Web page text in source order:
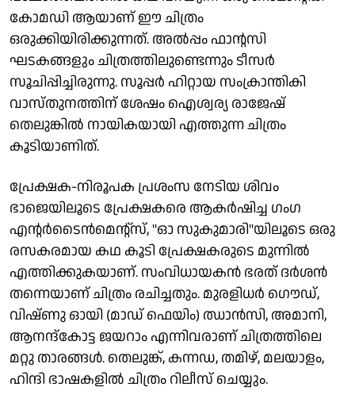
കോമഡി ആയാണ് ഈ ചിത്രം
ഒരുക്കിയിരിക്കുന്നത്. അൽപ്പം ഫാന്റസി
ഘടകങ്ങളും ചിത്രത്തിലുണ്ടെന്നും ടീസർ
സൂചിപ്പിച്ചിരുന്നു. സൂപ്പർ ഹിറ്റായ സംക്രാന്തികി
വാസ്തുനത്തിന് ശേഷം ഐശ്വര്യ രാജേഷ്
തെലുങ്കിൽ നായികയായി എത്തുന്ന ചിത്രം
കൂടിയാണിത്.
പ്രേക്ഷക-നിരൂപക പ്രശംസ നേടിയ ശിവം
ഭാജെയിലൂടെ പ്രേക്ഷകരെ ആകർഷിച്ച ഗംഗ
എന്റർടൈൻമെന്റ്‌സ്, "ഓ സുകുമാരി"യിലൂടെ ഒരു
രസകരമായ കഥ കൂടി പ്രേക്ഷകരുടെ മുന്നിൽ
എത്തിക്കുകയാണ്. സംവിധായകൻ ഭരത് ദർശൻ
തന്നെയാണ് ചിത്രം രചിച്ചതും. മുരളിധർ ഗൌഡ്,
വിഷ്ണു ഓയി (മാഡ് ഫെയിം) ഝാൻസി, അമാനി,
ആനന്ദ്കോട്ട ജയറാം എന്നിവരാണ് ചിത്രത്തിലെ
മറ്റു താരങ്ങൾ. തെലുങ്ക്, കന്നഡ, തമിഴ്, മലയാളം,
ഹിന്ദി ഭാഷകളിൽ ചിത്രം റിലീസ് ചെയ്യും.